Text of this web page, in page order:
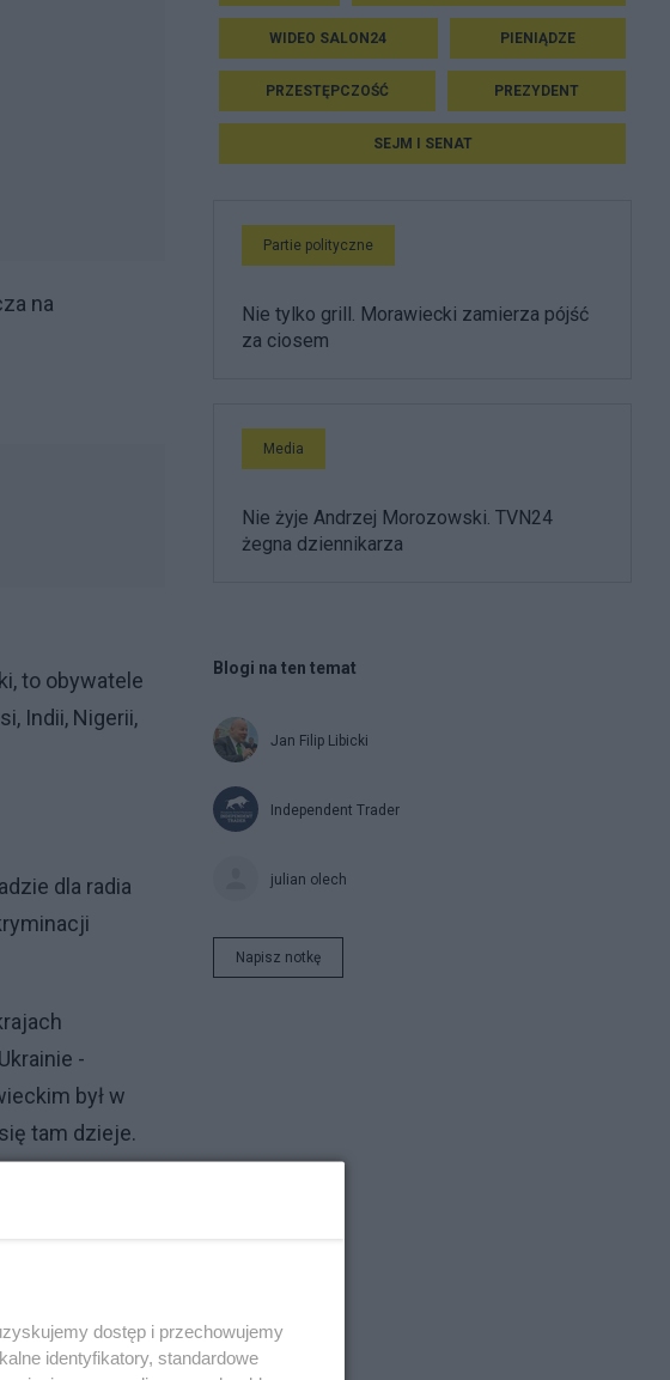
na
to obywatele
Indii, Nigerii,
dla radia
-
był w
tam dzieje.
chcieli
ukraińskiej,
WIDEO SALON24 PIENIĄDZE
PRZESTĘPCZOŚĆ PREZYDENT
SEJM I SENAT
Partie polityczne
Nie tylko grill. Morawiecki zamierza pójść
za ciosem
Media
Nie żyje Andrzej Morozowski. TVN24
żegna dziennikarza
Blogi na ten temat
Jan Filip Libicki
Independent Trader
julian olech
Napisz notkę
dostęp i przechowujemy
identyfikatory, standardowe